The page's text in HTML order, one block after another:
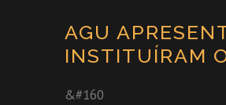
AGU
INSTITUÍRAM
&#160